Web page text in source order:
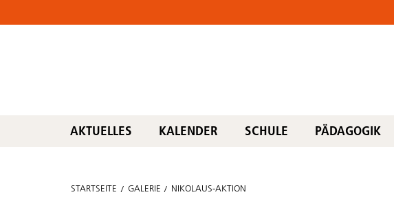
AKTUELLES KALENDER SCHULE PÄDAGOGIK
STARTSEITE GALERIE NIKOLAUS-AKTION